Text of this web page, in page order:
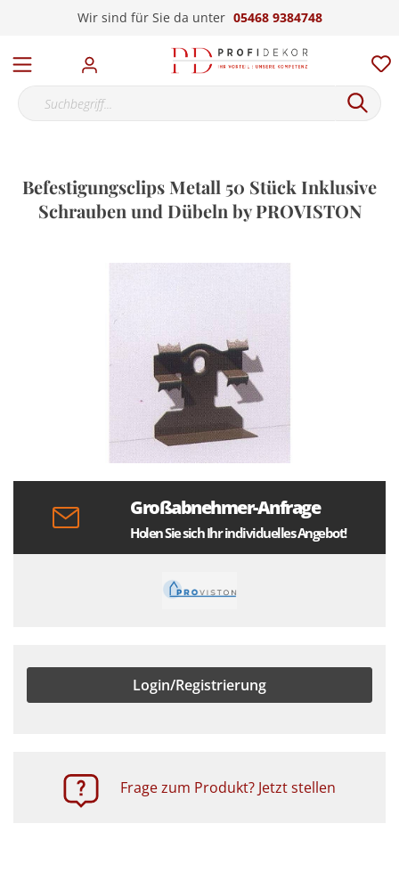
Wir sind für Sie da unter 05468 9384748
Befestigungsclips Metall 50 Stück Inklusive
Schrauben und Dübeln by PROVISTON
Großabnehmer-Anfrage
Holen Sie sich Ihr individuelles Angebot!
Login/Registrierung
Frage zum Produkt? Jetzt stellen